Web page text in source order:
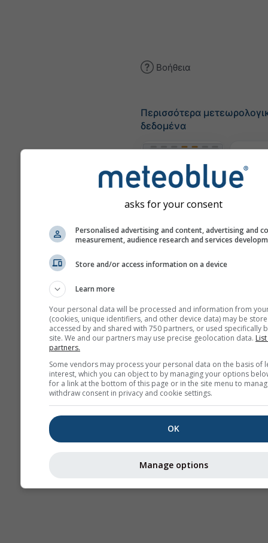
Βοήθεια
Περισσότερα
δεδομένα
Μετεογράμματα
asks for your consent
Personalised advertising and content, advertising and
measurement, audience research and services
Store and/or access information on a device
Learn more
Your personal data will be processed and information from
(cookies, unique identifiers, and other device data) may be
accessed by and shared with 750 partners, or used specifically
site. We and our partners may use precise geolocation data.
partners.
Some vendors may process your personal data on the basis of
interest, which you can object to by managing your options
for a link at the bottom of this page or in the site menu to
withdraw consent in privacy and cookie settings.
OK
Manage options